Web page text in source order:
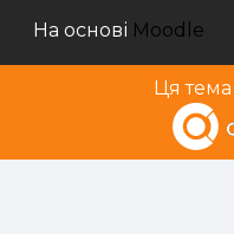
На основі Moodle
Ця